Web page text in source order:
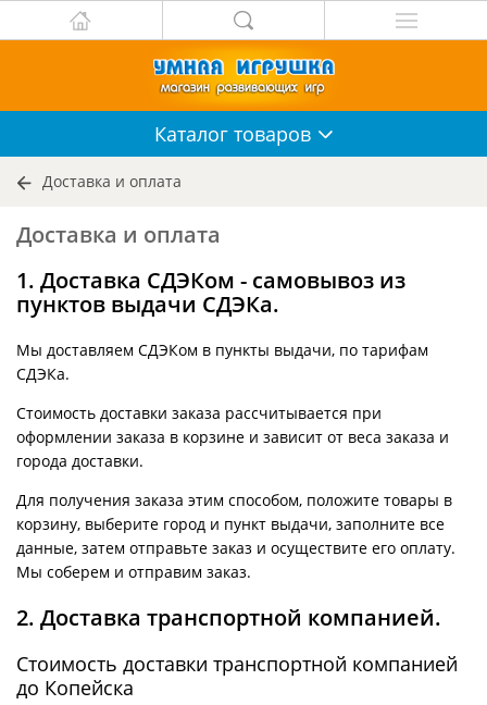
Каталог товаров
Доставка и оплата
Доставка и оплата
1. Доставка СДЭКом - самовывоз из
пунктов выдачи СДЭКа.
Мы доставляем СДЭКом в пункты выдачи, по тарифам
СДЭКа.
Стоимость доставки заказа рассчитывается при
оформлении заказа в корзине и зависит от веса заказа и
города доставки.
Для получения заказа этим способом, положите товары в
корзину, выберите город и пункт выдачи, заполните все
данные, затем отправьте заказ и осуществите его оплату.
Мы соберем и отправим заказ.
2. Доставка транспортной компанией.
Стоимость доставки транспортной компанией
до Копейска